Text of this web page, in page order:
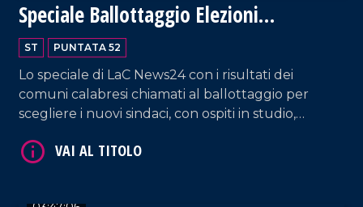
Speciale Ballottaggio Elezioni
Amministrative 2026
ST PUNTATA 52
Lo speciale di LaC News24 con i risultati dei
comuni calabresi chiamati al ballottaggio per
scegliere i nuovi sindaci, con ospiti in studio,
sindaci neoeletti.
VAI AL TITOLO